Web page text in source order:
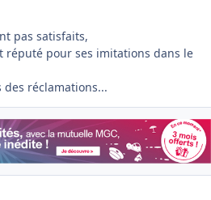
pas satisfaits,
réputé pour ses imitations dans le
réclamations...